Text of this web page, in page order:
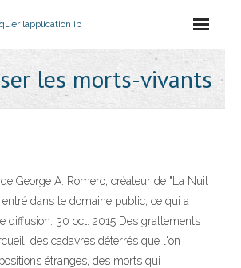
lapplication ip
les morts-vivants
George A. Romero, créateur de "La Nuit
dans le domaine public, ce qui a
diffusion. 30 oct. 2015 Des grattements
des cadavres déterrés que l'on
étranges, des morts qui